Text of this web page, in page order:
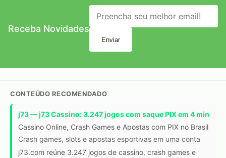
Receba Novidades
Enviar
CONTEÚDO RECOMENDADO
j73 — j73 Cassino: 3.247 jogos com saque PIX em 4 min
Cassino Online, Crash Games e Apostas com PIX no Brasil
Crash games, slots e apostas esportivas em uma conta
j73.com reúne 3.247 jogos de cassino, crash games e